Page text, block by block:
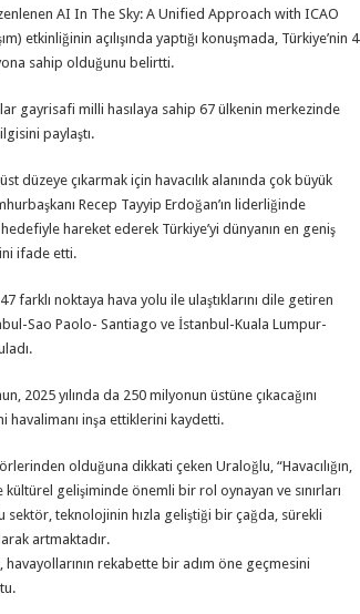
AI In The Sky: A Unified Approach with ICAO
etkinliğinin açılışında yaptığı konuşmada, Türkiye’nin 4
sahip olduğunu belirtti.
gayrisafi milli hasılaya sahip 67 ülkenin merkezinde
paylaştı.
düzeye çıkarmak için havacılık alanında çok büyük
Recep Tayyip Erdoğan’ın liderliğinde
hareket ederek Türkiye’yi dünyanın en geniş
ifade etti.
farklı noktaya hava yolu ile ulaştıklarını dile getiren
Sao Paolo- Santiago ve İstanbul-Kuala Lumpur-
2025 yılında da 250 milyonun üstüne çıkacağını
havalimanı inşa ettiklerini kaydetti.
olduğuna dikkati çeken Uraloğlu, “Havacılığın,
gelişiminde önemli bir rol oynayan ve sınırları
teknolojinin hızla geliştiği bir çağda, sürekli
artmaktadır.
rekabette bir adım öne geçmesini